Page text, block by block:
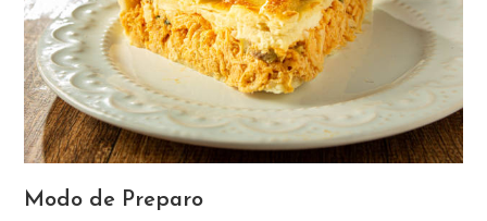
Modo de Preparo